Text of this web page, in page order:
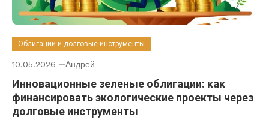
Облигации и долговые инструменты
10.05.2026 Андрей
Инновационные зеленые облигации: как
финансировать экологические проекты через
долговые инструменты